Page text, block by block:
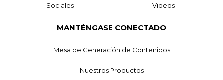
Sociales Videos
MANTÉNGASE CONECTADO
Mesa de Generación de Contenidos
Nuestros Productos